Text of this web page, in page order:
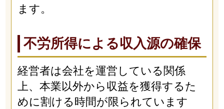
ます。
不労所得による収入源の確保
経営者は会社を運営している関係
上、本業以外から収益を獲得するた
めに割ける時間が限られています